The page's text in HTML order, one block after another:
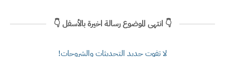
👇 انتهى الموضوع رسالة اخيرة بالأسفل 👇
لا تفوت جديد التحديثات والشروحات!